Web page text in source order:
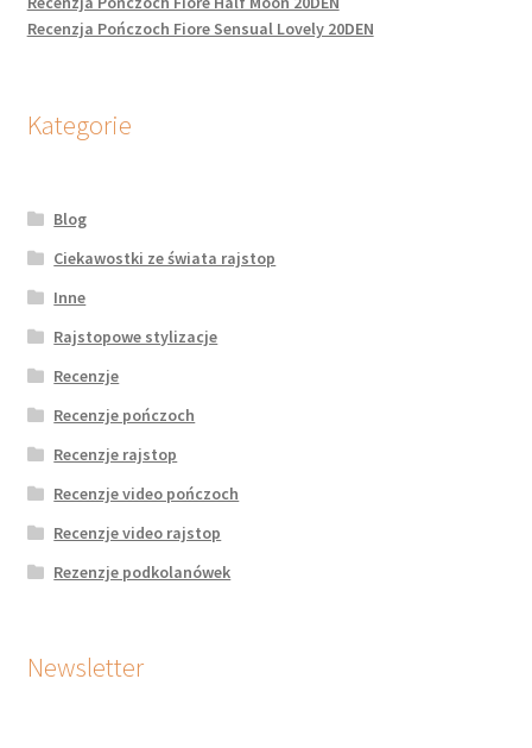
Recenzja Pończoch Fiore Sensual Lovely 20DEN
Kategorie
Blog
Ciekawostki ze świata rajstop
Inne
Rajstopowe stylizacje
Recenzje
Recenzje pończoch
Recenzje rajstop
Recenzje video pończoch
Recenzje video rajstop
Rezenzje podkolanówek
Newsletter